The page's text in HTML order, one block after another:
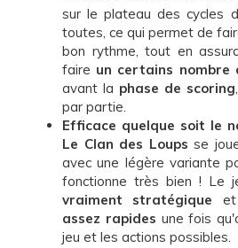
sur le plateau des cycles
toutes, ce qui permet de
bon rythme, tout en
faire un certains nombre
avant la phase de scoring
par partie.
Efficace quelque soit le
Le Clan des Loups se
avec une légère variante
fonctionne très bien ! Le
vraiment stratégique
assez rapides une fois
jeu et les actions possibles.